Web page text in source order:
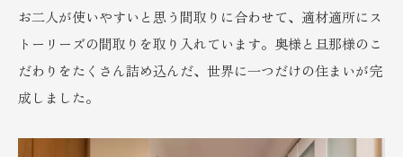
お二人が使いやすいと思う間取りに合わせて、適材適所にス
トーリーズの間取りを取り入れています。奥様と旦那様のこ
だわりをたくさん詰め込んだ、世界に一つだけの住まいが完
成しました。